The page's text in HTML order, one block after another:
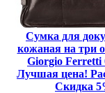
Сумка для
кожаная на три
Giorgio Ferretti
Лучшая цена!
Скидка